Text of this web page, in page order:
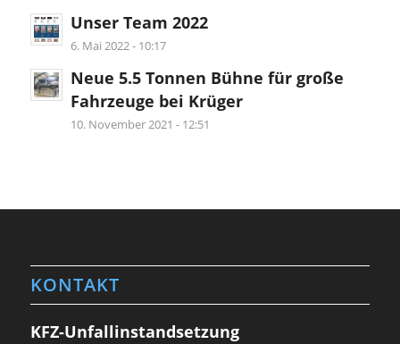
Unser Team 2022
6. Mai 2022 - 10:17
Neue 5.5 Tonnen Bühne für große
Fahrzeuge bei Krüger
10. November 2021 - 12:51
KONTAKT
KFZ-Unfallinstandsetzung